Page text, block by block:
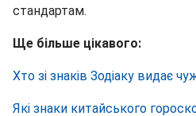
стандартам.
Ще більше цікавого:
Хто зі знаків Зодіаку видає
Які знаки китайського